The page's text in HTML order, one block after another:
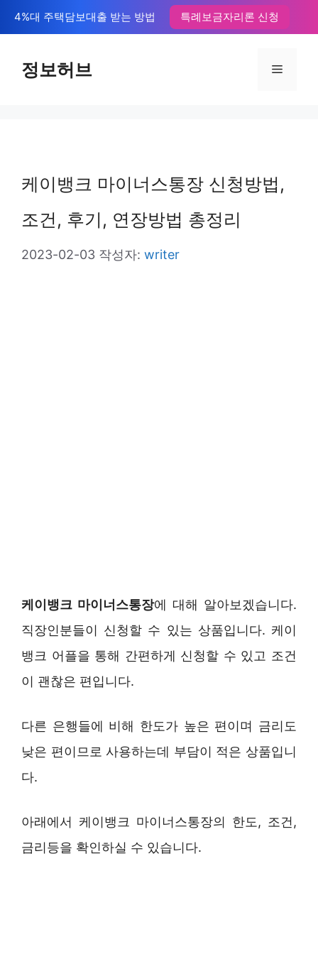
텐
4%대 주택담보대출 받는 방법 특례보금자리론 신청
정보허브 메
케이뱅크 마이너스통장 신청방법,
조건, 후기, 연장방법 총정리
2023-02-03 작성자: writer
케이뱅크 마이너스통장에 대해 알아보겠습니다.
직장인분들이 신청할 수 있는 상품입니다. 케이
뱅크 어플을 통해 간편하게 신청할 수 있고 조건
이 괜찮은 편입니다.
다른 은행들에 비해 한도가 높은 편이며 금리도
낮은 편이므로 사용하는데 부담이 적은 상품입니
다.
아래에서 케이뱅크 마이너스통장의 한도, 조건,
금리등을 확인하실 수 있습니다.